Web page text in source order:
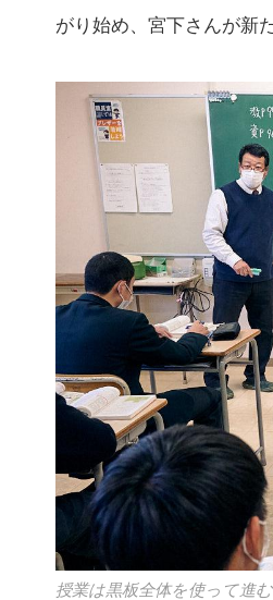
がり始め、宮下さんが新
授業は黒板全体を使って進む